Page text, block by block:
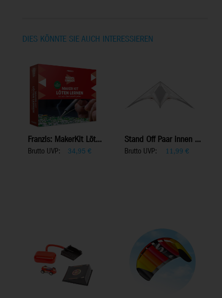
DIES KÖNNTE SIE AUCH INTERESSIEREN
Franzis: MakerKit Löt...
Brutto UVP: 34,95 €
Stand Off Paar innen ...
Brutto UVP: 11,99 €